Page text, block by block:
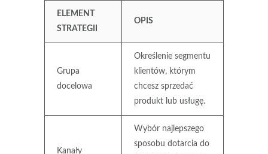
ELEMENT
STRATEGII
OPIS
Grupa
docelowa
Określenie segmentu
klientów, którym
chcesz sprzedać
produkt lub usługę.
Kanały
Wybór najlepszego
sposobu dotarcia do